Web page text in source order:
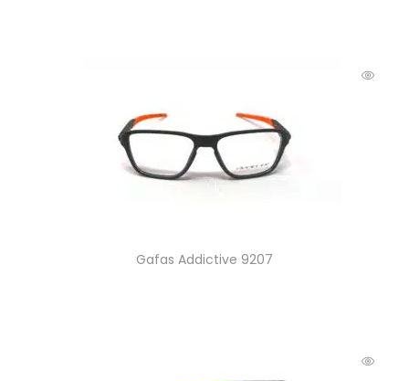
Gafas Addictive 9207